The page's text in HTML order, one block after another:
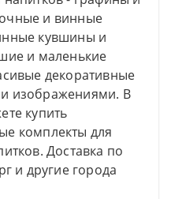
и винные
кувшины и
и маленькие
декоративные
изображениями. В
купить
комплекты для
Доставка по
и другие города